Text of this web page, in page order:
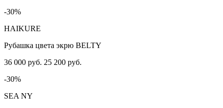
-30%
HAIKURE
Рубашка цвета экрю BELTY
36 000 руб. 25 200 руб.
-30%
SEA NY